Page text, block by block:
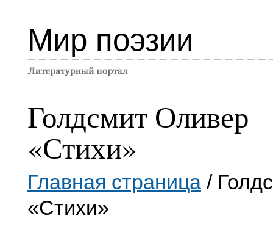
Мир поэзии
Голдсмит Оливер
«Стихи»
Главная страница /
«Стихи»